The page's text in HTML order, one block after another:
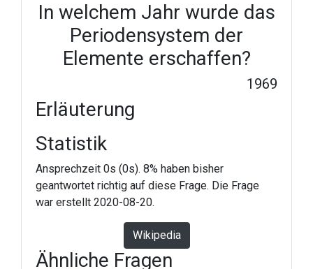
In welchem Jahr wurde das
Periodensystem der
Elemente erschaffen?
1969
Erläuterung
Statistik
Ansprechzeit 0s (0s). 8% haben bisher
geantwortet richtig auf diese Frage. Die Frage
war erstellt 2020-08-20.
Wikipedia
Ähnliche Fragen